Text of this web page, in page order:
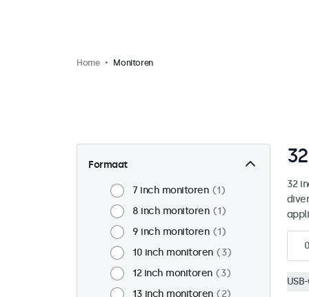
Home Monitoren
Formaat
7 inch monitoren
1
8 inch monitoren
1
9 inch monitoren
1
10 inch monitoren
3
12 inch monitoren
3
13 inch monitoren
2
32
0